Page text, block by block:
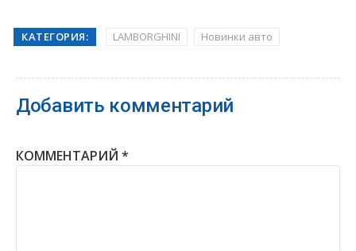
КАТЕГОРИЯ: LAMBORGHINI Новинки авто
Добавить комментарий
КОММЕНТАРИЙ *